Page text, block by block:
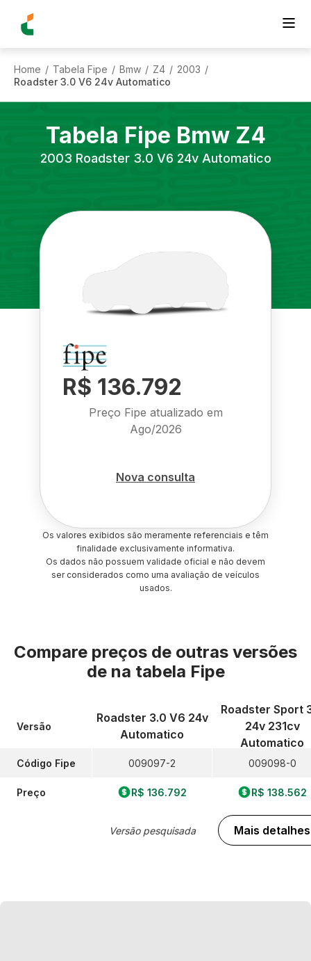
Home / Tabela Fipe / Bmw / Z4 / 2003 /
Roadster 3.0 V6 24v Automatico
Tabela Fipe Bmw Z4
2003 Roadster 3.0 V6 24v Automatico
R$ 136.792
Preço Fipe atualizado em
Ago/2026
Nova consulta
Os valores exibidos são meramente referenciais e têm
finalidade exclusivamente informativa.
Os dados não possuem validade oficial e não devem
ser considerados como uma avaliação de veículos
usados.
Compare preços de outras versões
de na tabela Fipe
Versão
Código Fipe
Preço
Roadster 3.0 V6 24v
Automatico
009097-2
R$ 136.792
Versão pesquisada
Roadster Sport
24v 231cv
Automatico
009098-0
R$ 138.562
Mais detalhes